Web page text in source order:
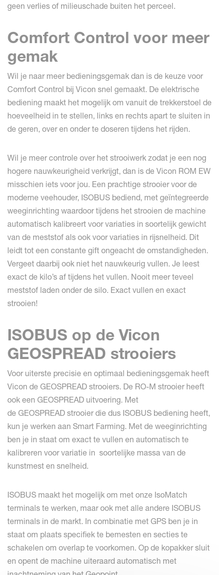
geen verlies of milieuschade buiten het perceel.
Comfort Control voor meer
gemak
Wil je naar meer bedieningsgemak dan is de keuze voor
Comfort Control bij Vicon snel gemaakt. De elektrische
bediening maakt het mogelijk om vanuit de trekkerstoel de
hoeveelheid in te stellen, links en rechts apart te sluiten in
de geren, over en onder te doseren tijdens het rijden.
Wil je meer controle over het strooiwerk zodat je een nog
hogere nauwkeurigheid verkrijgt, dan is de Vicon ROM EW
misschien iets voor jou. Een prachtige strooier voor de
moderne veehouder, ISOBUS bediend, met geïntegreerde
weeginrichting waardoor tijdens het strooien de machine
automatisch kalibreert voor variaties in soortelijk gewicht
van de meststof als ook voor variaties in rijsnelheid. Dit
leidt tot een constante gift ongeacht de omstandigheden.
Vergeet daarbij ook niet het nauwkeurig vullen. Je leest
exact de kilo’s af tijdens het vullen. Nooit meer teveel
meststof laden onder de silo. Exact vullen en exact
strooien!
ISOBUS op de Vicon
GEOSPREAD strooiers
Voor uiterste precisie en optimaal bedieningsgemak heeft
Vicon de GEOSPREAD strooiers. De RO-M strooier heeft
ook een GEOSPREAD uitvoering. Met
de GEOSPREAD strooier die dus ISOBUS bediening heeft,
kun je werken aan Smart Farming. Met de weeginrichting
ben je in staat om exact te vullen en automatisch te
kalibreren voor variatie in soortelijke massa van de
kunstmest en snelheid.
ISOBUS maakt het mogelijk om met onze IsoMatch
terminals te werken, maar ook met alle andere ISOBUS
terminals in de markt. In combinatie met GPS ben je in
staat om plaats specifiek te bemesten en secties te
schakelen om overlap te voorkomen. Op de kopakker sluit
en opent de machine uiteraard automatisch met